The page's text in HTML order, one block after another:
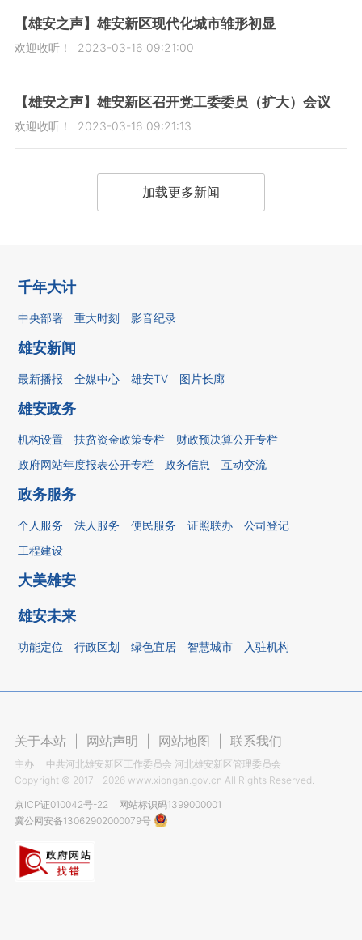
【雄安之声】雄安新区现代化城市雏形初显
欢迎收听！ 2023-03-16 09:21:00
【雄安之声】雄安新区召开党工委委员（扩大）会议
欢迎收听！ 2023-03-16 09:21:13
加载更多新闻
千年大计
中央部署 重大时刻 影音纪录
雄安新闻
最新播报 全媒中心 雄安TV 图片长廊
雄安政务
机构设置 扶贫资金政策专栏
财政预决算公开专栏
政府网站年度报表公开专栏
政务信息 互动交流
政务服务
个人服务 法人服务 便民服务 证照联办
公司登记
工程建设
大美雄安
雄安未来
功能定位 行政区划 绿色宜居 智慧城市 入驻机构
关于本站 网站声明 网站地图 联系我们
主办
中共河北雄安新区工作委员会 河北雄安新区管理委员会
Copyright © 2017 - 2026 www.xiongan.gov.cn All Rights Reserved.
京ICP证010042号-22
网站标识码1399000001
冀公网安备13062902000079号